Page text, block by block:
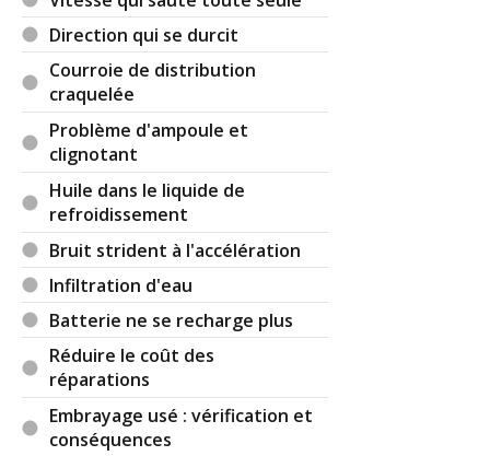
Il y a1réaction(s) sur ce commentaire :
ParAdmin
(2022-01-02 09:43:39) : Vous êtes cascadeur ? ....
(Votre post sera visible sous le commentaire)
Par(Date : 2021-09-15 17:14:18)
Bonjour ! J'ai un Nissan fuga quand je roule sur
l'autoroute à une vitesse de 80km/h et que
j'appuie sur le pedal de frein la voiture me tire de
droite à gauche brusquement, que peut être les
Direction qui se durcit
Courroie de distribution
craquelée
Problème d'ampoule et
clignotant
Huile dans le liquide de
refroidissement
Bruit strident à l'accélération
Infiltration d'eau
Batterie ne se recharge plus
Réduire le coût des
réparations
Embrayage usé : vérification et
conséquences